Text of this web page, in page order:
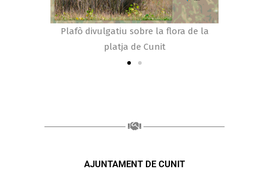
Plafò divulgatiu sobre la flora de la
platja de Cunit
AJUNTAMENT DE CUNIT